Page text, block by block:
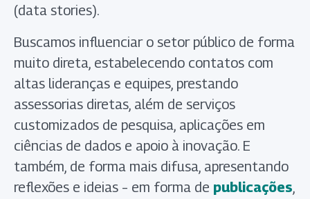
(data stories).
Buscamos influenciar o setor público de forma
muito direta, estabelecendo contatos com
altas lideranças e equipes, prestando
assessorias diretas, além de serviços
customizados de pesquisa, aplicações em
ciências de dados e apoio à inovação. E
também, de forma mais difusa, apresentando
reflexões e ideias – em forma de publicações,